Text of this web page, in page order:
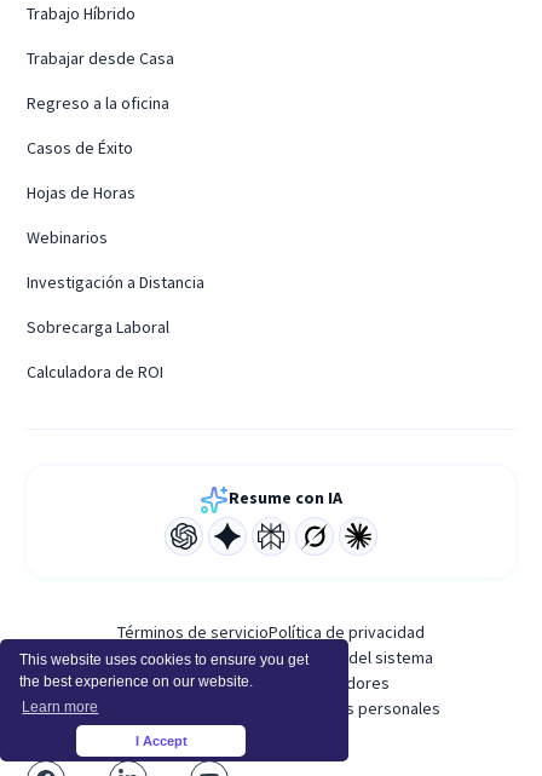
This website uses cookies to ensure you get
the best experience on our website.
Learn more
I Accept
Trabajo Híbrido
Trabajar desde Casa
Regreso a la oficina
Casos de Éxito
Hojas de Horas
Webinarios
Investigación a Distancia
Sobrecarga Laboral
Calculadora de ROI
Resume con IA
Términos de servicioPolítica de privacidad
Política de uso aceptableEstado del sistema
Plataforma para desarrolladores
Anexo de procesamiento de datos personales